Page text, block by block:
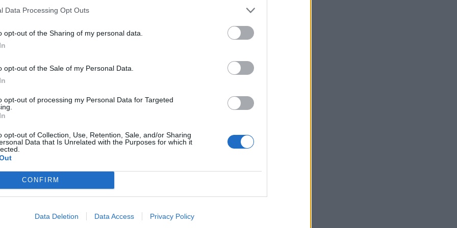
Data Processing Opt Outs
opt-out of the Sharing of my personal data.
opt-out of the Sale of my Personal Data.
opt-out of processing my Personal Data for Targeted
opt-out of Collection, Use, Retention, Sale, and/or Sharing
Data that Is Unrelated with the Purposes for which it
CONFIRM
Data Deletion Data Access Privacy Policy
UNESCO szellemi kulturális örökségéről szóló
működő Szellemi Kulturális Örökség Igazgatóság
fát: egy gyönyörű szelídgesztenyefa „örökségfa”-
és látogatók – feldíszítsék a fát saját üzeneteikkel,
nyomot a világban.